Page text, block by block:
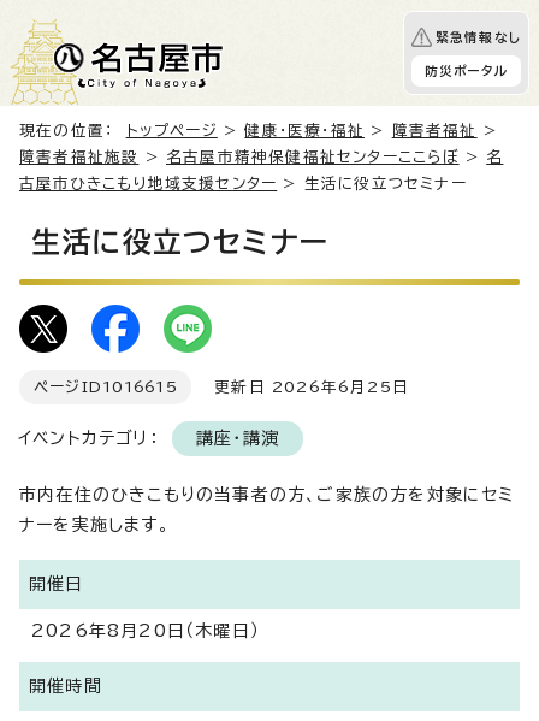
緊急情報なし
防災ポータル
現在の位置： トップページ >健康・医療・福祉 > 障害者福祉
>
障害者福祉施設
> 名古屋市精神保健福祉センターここらぼ > 名
古屋市ひきこもり地域支援センター > 生活に役立つセミナー
生活に役立つセミナー
ページID 1016615 更新日 2026年6月25日
イベントカテゴリ： 講座・講演
市内在住のひきこもりの当事者の方、ご家族の方を対象にセミ
ナーを実施します。
開催日
2026年8月20日（木曜日）
開催時間